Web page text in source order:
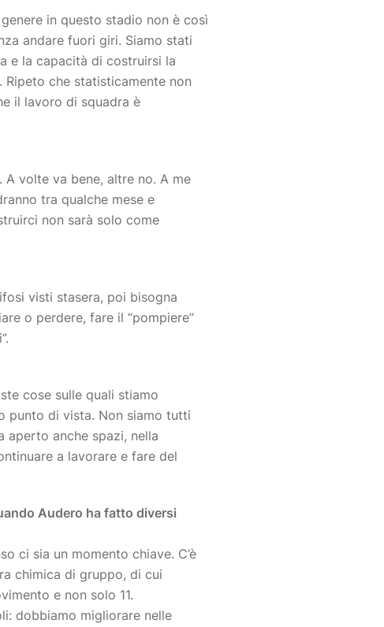
in questo stadio non è così
andare fuori giri. Siamo stati
e la capacità di costruirsi la
che statisticamente non
il lavoro di squadra è
volte va bene, altre no. A me
tra qualche mese e
non sarà solo come
visti stasera, poi bisogna
o perdere, fare il “pompiere”
cose sulle quali stiamo
punto di vista. Non siamo tutti
anche spazi, nella
a lavorare e fare del
Audero ha fatto diversi
ci sia un momento chiave. C’è
chimica di gruppo, di cui
e non solo 11.
dobbiamo migliorare nelle